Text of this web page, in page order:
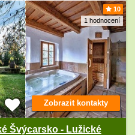
10
1 hodnocení
Švýcarsko - Lužické
Zobrazit kontakty